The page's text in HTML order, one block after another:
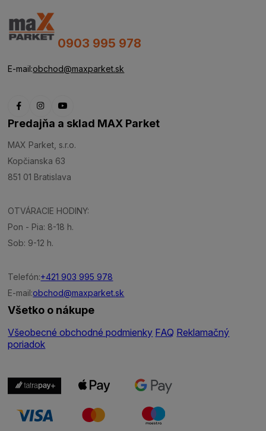
0903 995 978
E-mail:obchod@maxparket.sk
Predajňa a sklad MAX Parket
MAX Parket, s.r.o.
Kopčianska 63
851 01 Bratislava
OTVÁRACIE HODINY:
Pon - Pia: 8-18 h.
Sob: 9-12 h.
Telefón:+421 903 995 978
E-mail:obchod@maxparket.sk
Všetko o nákupe
Všeobecné obchodné podmienky FAQ Reklamačný
poriadok